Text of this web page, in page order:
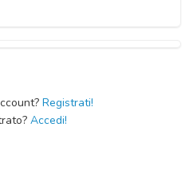
Registrati!
Accedi!